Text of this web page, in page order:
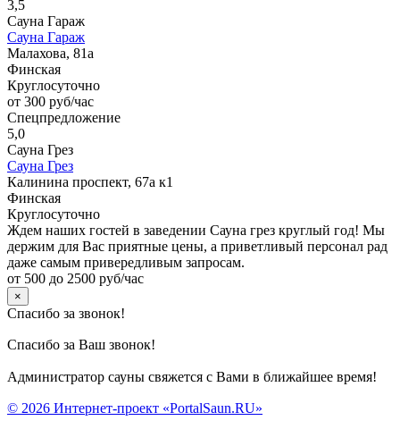
3,5
Сауна Гараж
Сауна Гараж
Малахова, 81а
Финская
Круглосуточно
от 300 руб/час
Спецпредложение
5,0
Сауна Грез
Сауна Грез
Калинина проспект, 67а к1
Финская
Круглосуточно
Ждем наших гостей в заведении Сауна грез круглый год! Мы
держим для Вас приятные цены, а приветливый персонал рад
даже самым привередливым запросам.
от 500 до 2500 руб/час
×
Спасибо за звонок!
Спасибо за Ваш звонок!
Администратор сауны свяжется с Вами в ближайшее время!
© 2026 Интернет-проект «PortalSaun.RU»